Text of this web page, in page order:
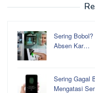
Sering
Absen Kar…
Sering Gagal
Mengatasi